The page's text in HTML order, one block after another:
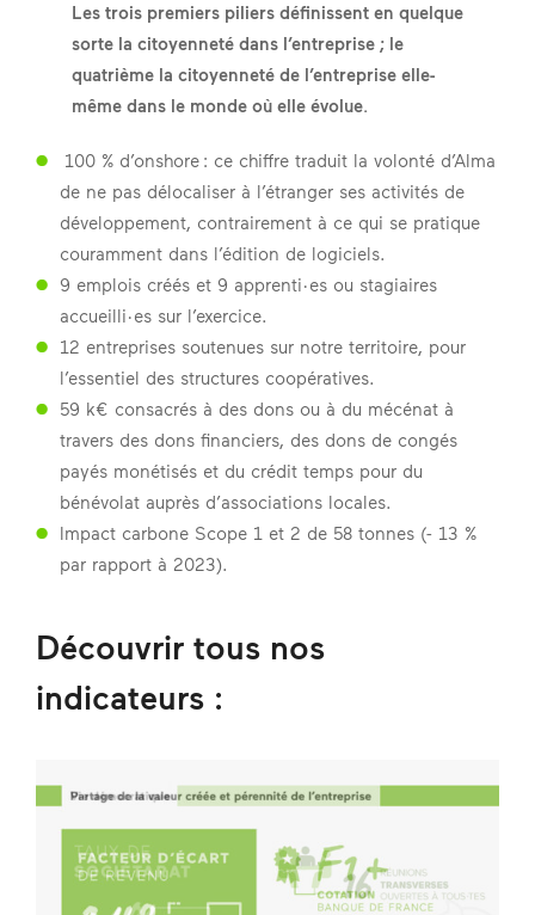
Les trois premiers piliers définissent en quelque
sorte la citoyenneté dans l’entreprise ; le
quatrième la citoyenneté de l’entreprise elle-
même dans le monde où elle évolue.
100 % d’onshore : ce chiffre traduit la volonté d’Alma
de ne pas délocaliser à l’étranger ses activités de
développement, contrairement à ce qui se pratique
couramment dans l’édition de logiciels.
9 emplois créés et 9 apprenti·es ou stagiaires
accueilli·es sur l’exercice.
12 entreprises soutenues sur notre territoire, pour
l’essentiel des structures coopératives.
59 k€ consacrés à des dons ou à du mécénat à
travers des dons financiers, des dons de congés
payés monétisés et du crédit temps pour du
bénévolat auprès d’associations locales.
Impact carbone Scope 1 et 2 de 58 tonnes (- 13 %
par rapport à 2023).
Découvrir tous nos
indicateurs :